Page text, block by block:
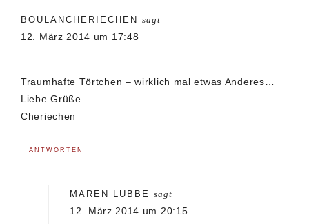
BOULANCHERIECHEN sagt
12. März 2014 um 17:48
Traumhafte Törtchen – wirklich mal etwas Anderes…
Liebe Grüße
Cheriechen
ANTWORTEN
MAREN LUBBE sagt
12. März 2014 um 20:15